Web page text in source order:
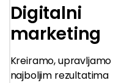
Digitalni
marketing
Kreiramo,
najboljim rezultatima